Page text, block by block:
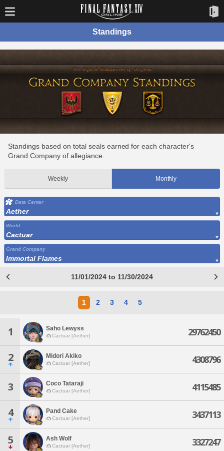
Standings
Standings based on total seals earned for each character's
Grand Company of allegiance.
Weekly Monthly
Data Center
Aether
World
Cactuar
Grand Company
Immortal Flames
11/01/2024 to 11/30/2024
1 2 3 4 5
1 Saho Lewyss
Cactuar [Aether] 29762450
2 Midori Akiko
Cactuar [Aether] 4308796
3 Coco Tataraji
Cactuar [Aether] 4115485
4 Pand Cake
Cactuar [Aether] 3437113
5 Ash Wolf
Cactuar [Aether] 3327247